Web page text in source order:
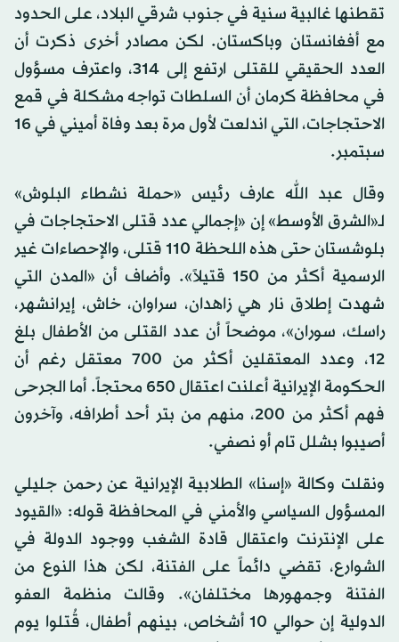
تقطنها غالبية سنية في جنوب شرقي البلاد، على الحدود
مع أفغانستان وباكستان. لكن مصادر أخرى ذكرت أن
العدد الحقيقي للقتلى ارتفع إلى 314، واعترف مسؤول
في محافظة كرمان أن السلطات تواجه مشكلة في قمع
الاحتجاجات، التي اندلعت لأول مرة بعد وفاة أميني في 16
سبتمبر.
وقال عبد الله عارف رئيس «حملة نشطاء البلوش»
لـ«الشرق الأوسط» إن «إجمالي عدد قتلى الاحتجاجات في
بلوشستان حتى هذه اللحظة 110 قتلى، والإحصاءات غير
الرسمية أكثر من 150 قتيلاً». وأضاف أن «المدن التي
شهدت إطلاق نار هي زاهدان، سراوان، خاش، إيرانشهر،
راسك، سوران»، موضحاً أن عدد القتلى من الأطفال بلغ
12، وعدد المعتقلين أكثر من 700 معتقل رغم أن
الحكومة الإيرانية أعلنت اعتقال 650 محتجاً. أما الجرحى
فهم أكثر من 200، منهم من بتر أحد أطرافه، وآخرون
أصيبوا بشلل تام أو نصفي.
ونقلت وكالة «إسنا» الطلابية الإيرانية عن رحمن جليلي
المسؤول السياسي والأمني في المحافظة قوله: «القيود
على الإنترنت واعتقال قادة الشغب ووجود الدولة في
الشوارع، تقضي دائماً على الفتنة، لكن هذا النوع من
الفتنة وجمهورها مختلفان». وقالت منظمة العفو
الدولية إن حوالي 10 أشخاص، بينهم أطفال، قُتلوا يوم